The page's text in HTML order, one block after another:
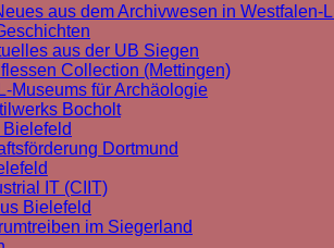
aus dem Archivwesen in Westfalen-
aus der UB Siegen
Collection (Mettingen)
Museums für Archäologie
Bocholt
Dortmund
IT (CIIT)
Bielefeld
im Siegerland